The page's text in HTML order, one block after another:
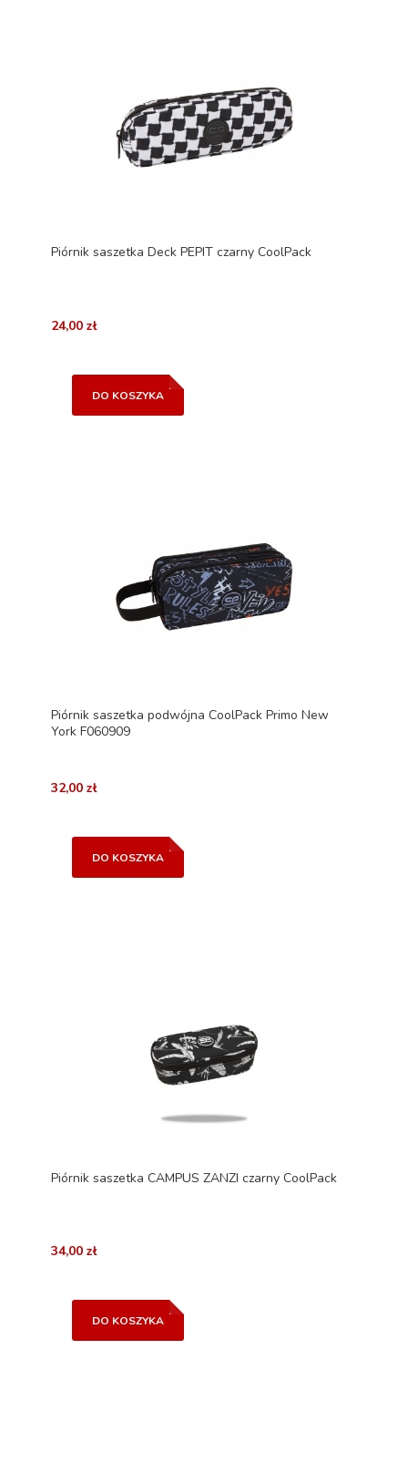
Piórnik saszetka Deck PEPIT czarny CoolPack
24,00 zł
DO KOSZYKA
Piórnik saszetka podwójna CoolPack Primo New
York F060909
32,00 zł
DO KOSZYKA
Piórnik saszetka CAMPUS ZANZI czarny CoolPack
34,00 zł
DO KOSZYKA